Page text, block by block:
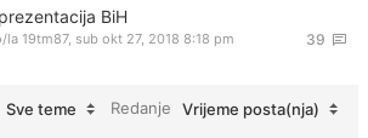
BiH
39
la 19tm87, sub okt 27, 2018 8:18 pm
Sve teme Redanje Vrijeme posta(nja)